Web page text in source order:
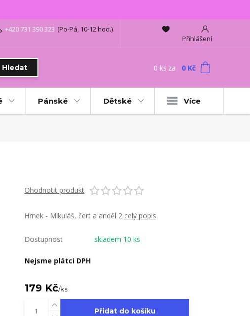
Přihlášení
Hledat
+420 731 390 323 (Po-Pá, 10-12 hod.)
0 ks za 0 Kč
Pánské Dětské Více
Ohodnotit produkt
Hrnek - Mikuláš, čert a anděl 2 celý popis
Dostupnost skladem 10 ks
Nejsme plátci DPH
179 Kč/ks
Přidat do košíku